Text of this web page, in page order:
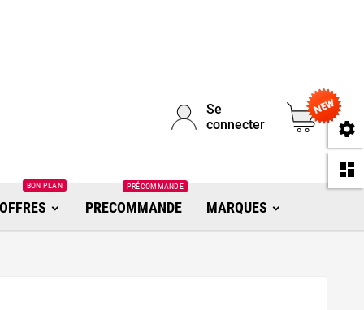
Se
connecter
0
OFFRES
BON PLAN
PRECOMMANDE
PRÉCOMMANDE
MARQUES